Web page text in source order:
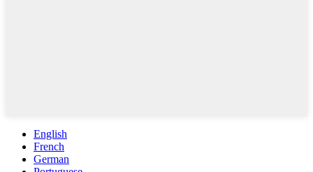
English
French
German